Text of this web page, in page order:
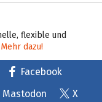
flexible und
Mehr dazu!
Facebook
Mastodon X